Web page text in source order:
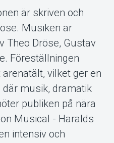
är skriven och
Musiken är
Theo Dröse, Gustav
Föreställningen
vilket ger en
musik, dramatik
publiken på nära
Musical - Haralds
intensiv och